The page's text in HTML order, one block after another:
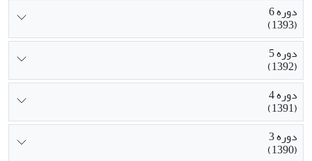
دوره 6
(1393)
دوره 5
(1392)
دوره 4
(1391)
دوره 3
(1390)